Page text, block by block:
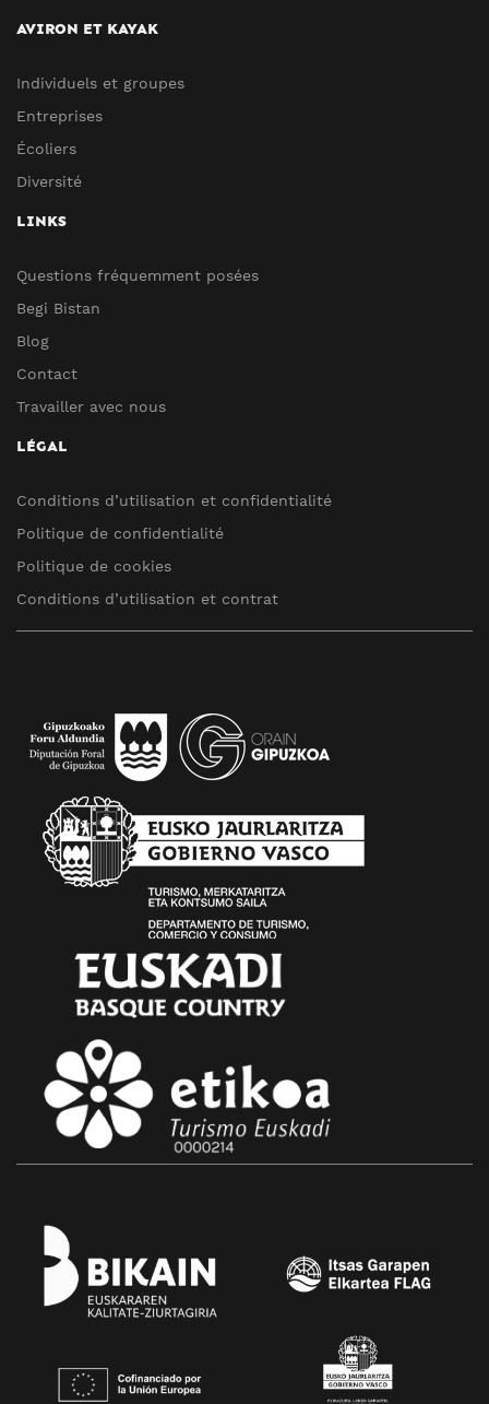
AVIRON ET KAYAK
Individuels et groupes
Entreprises
Écoliers
Diversité
LINKS
Questions fréquemment posées
Begi Bistan
Blog
Contact
Travailler avec nous
LÉGAL
Conditions d’utilisation et confidentialité
Politique de confidentialité
Politique de cookies
Conditions d’utilisation et contrat